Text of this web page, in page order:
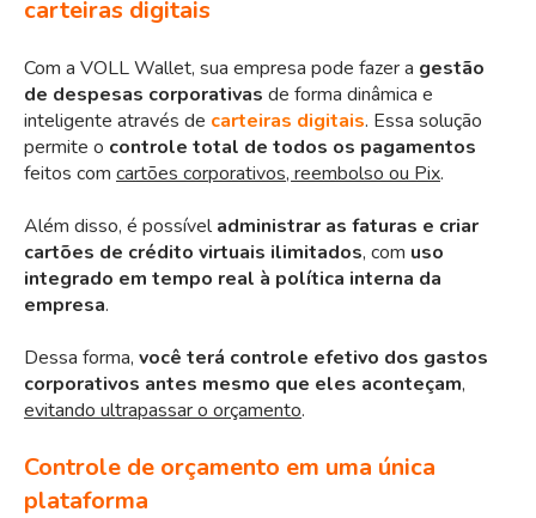
carteiras digitais
Com a VOLL Wallet, sua empresa pode fazer a gestão
de despesas corporativas de forma dinâmica e
inteligente através de carteiras digitais. Essa solução
permite o controle total de todos os pagamentos
feitos com cartões corporativos, reembolso ou Pix.
Além disso, é possíveladministrar as faturas e criar
cartões de crédito virtuais ilimitados, com uso
integrado em tempo real à política interna da
empresa.
Dessa forma, você terá controle efetivo dos gastos
corporativos antes mesmo que eles aconteçam,
evitando ultrapassar o orçamento.
Controle de orçamento em uma única
plataforma